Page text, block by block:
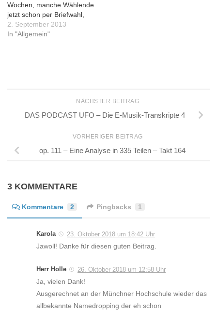
Wochen, manche Wählende
jetzt schon per Briefwahl,
auch über einige
Volksentscheide zur
wenn man im Gegensatz zu
anderen Bundesländern
2. September 2013
In "Allgemein"
NÄCHSTER BEITRAG
DAS PODCAST UFO – Die E-Musik-Transkripte 4
VORHERIGER BEITRAG
op. 111 – Eine Analyse in 335 Teilen – Takt 164
3 KOMMENTARE
Kommentare 2 Pingbacks 1
Karola 23. Oktober 2018 um 18:42 Uhr
Jawoll! Danke für diesen guten Beitrag.
Herr Holle 26. Oktober 2018 um 12:58 Uhr
Ja, vielen Dank!
Ausgerechnet an der Münchner Hochschule wieder das
allbekannte Namedropping der eh schon